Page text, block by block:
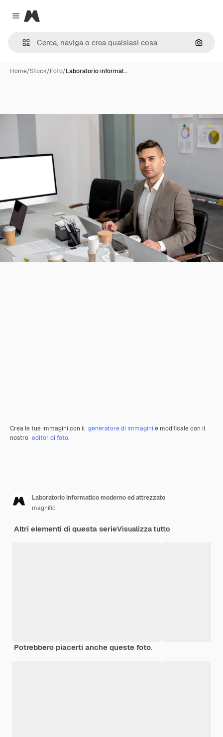
Close menu
Magnific
Cerca
Home/Stock/Foto/Laboratorio informat…
Crea le tue immagini con il generatore di immagini e modificale con il
nostro editor di foto.
Laboratorio informatico moderno ed attrezzato
magnific
Altri elementi di questa serieVisualizza tutto
Potrebbero piacerti anche queste foto.